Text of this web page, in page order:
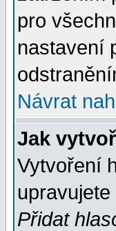
pro
nastavení
Návrat
Jak
Vytvoření
Přidat